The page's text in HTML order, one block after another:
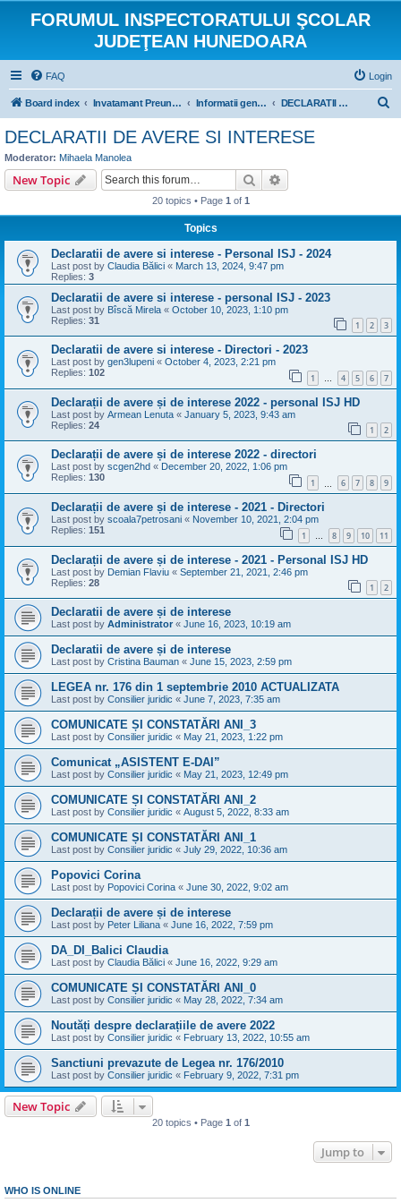
FORUMUL INSPECTORATULUI ŞCOLAR
JUDEŢEAN HUNEDOARA
FAQ Login
Board index Invatamant Preuniversitar Informatii generale DECLARATII DE AVERE SI INTERESE
DECLARATII DE AVERE SI INTERESE
Moderator: Mihaela Manolea
New Topic Search
20 topics • Page 1 of 1
Topics
Declaratii de avere si interese - Personal ISJ - 2024
Last post by Claudia Bălici « March 13, 2024, 9:47 pm
Replies: 3
Declaratii de avere si interese - personal ISJ - 2023
Last post by Bîscă Mirela « October 10, 2023, 1:10 pm
Replies: 31 1 2 3
Declaratii de avere si interese - Directori - 2023
Last post by gen3lupeni « October 4, 2023, 2:21 pm
Replies: 102 1 … 4 5 6 7
Declarații de avere și de interese 2022 - personal ISJ HD
Last post by Armean Lenuta « January 5, 2023, 9:43 am
Replies: 24 1 2
Declarații de avere și de interese 2022 - directori
Last post by scgen2hd « December 20, 2022, 1:06 pm
Replies: 130 1 6 7 8 9
Declarații de avere și de interese - 2021 - Directori
Last post by scoala7petrosani « November 10, 2021, 2:04 pm
Replies: 151 1 … 8 9 10 11
Declarații de avere și de interese - 2021 - Personal ISJ HD
Last post by Demian Flaviu « September 21, 2021, 2:46 pm
Replies: 28 1 2
Declaratii de avere și de interese
Last post by Administrator « June 16, 2023, 10:19 am
Declaratii de avere și de interese
Last post by Cristina Bauman « June 15, 2023, 2:59 pm
LEGEA nr. 176 din 1 septembrie 2010 ACTUALIZATA
Last post by Consilier juridic « June 7, 2023, 7:35 am
COMUNICATE ȘI CONSTATĂRI ANI_3
Last post by Consilier juridic « May 21, 2023, 1:22 pm
Comunicat „ASISTENT E-DAI”
Last post by Consilier juridic « May 21, 2023, 12:49 pm
COMUNICATE ȘI CONSTATĂRI ANI_2
Last post by Consilier juridic « August 5, 2022, 8:33 am
COMUNICATE ȘI CONSTATĂRI ANI_1
Last post by Consilier juridic « July 29, 2022, 10:36 am
Popovici Corina
Last post by Popovici Corina « June 30, 2022, 9:02 am
Declarații de avere și de interese
Last post by Peter Liliana « June 16, 2022, 7:59 pm
DA_DI_Balici Claudia
Last post by Claudia Bălici « June 16, 2022, 9:29 am
COMUNICATE ȘI CONSTATĂRI ANI_0
Last post by Consilier juridic « May 28, 2022, 7:34 am
Noutăți despre declarațiile de avere 2022
Last post by Consilier juridic « February 13, 2022, 10:55 am
Sanctiuni prevazute de Legea nr. 176/2010
Last post by Consilier juridic « February 9, 2022, 7:31 pm
New Topic
20 topics • Page 1 of 1
Jump to
WHO IS ONLINE